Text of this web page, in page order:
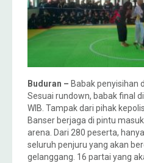
Buduran – Babak penyisihan
Sesuai rundown, babak final
WIB. Tampak dari pihak
Banser berjaga di pintu
arena. Dari 280 peserta,
seluruh penjuru yang akan
gelanggang. 16 partai yang